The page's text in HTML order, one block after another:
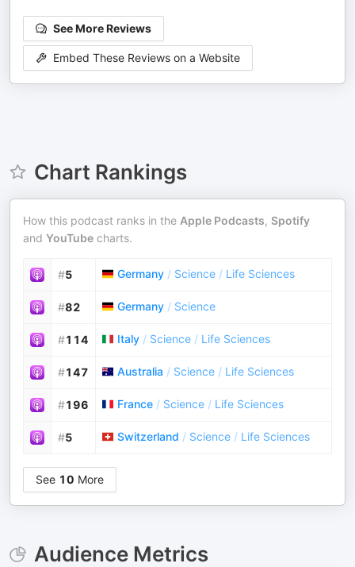
See More Reviews
Embed These Reviews on a Website
Chart Rankings
How this podcast ranks in the Apple Podcasts, Spotify
and YouTube charts.
#5 Germany / Science / Life Sciences
#82 Germany / Science
#114 Italy / Science / Life Sciences
#147 Australia / Science / Life Sciences
#196 France / Science / Life Sciences
#5 Switzerland / Science / Life Sciences
See 10 More
Audience Metrics